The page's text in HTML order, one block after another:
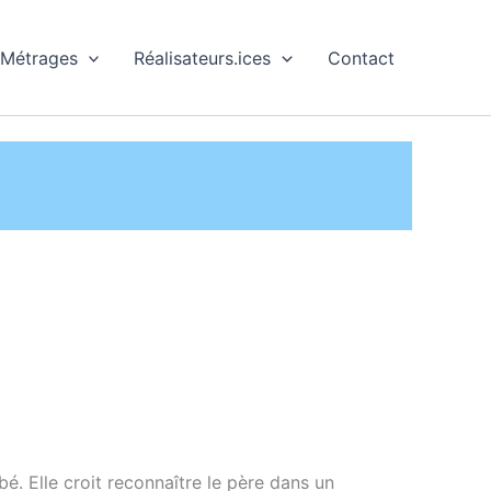
Réalisateurs.ices Contact
Elle croit reconnaître le père dans un